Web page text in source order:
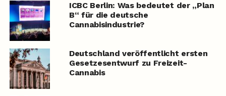
ICBC Berlin: Was bedeutet der „Plan
B“ für die deutsche
Cannabisindustrie?
Deutschland veröffentlicht ersten
Gesetzesentwurf zu Freizeit-
Cannabis